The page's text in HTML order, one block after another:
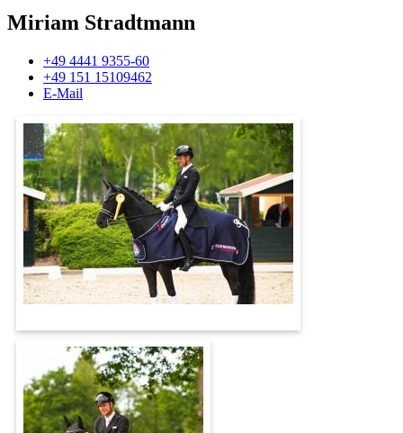
Miriam Stradtmann
+49 4441 9355-60
+49 151 15109462
E-Mail